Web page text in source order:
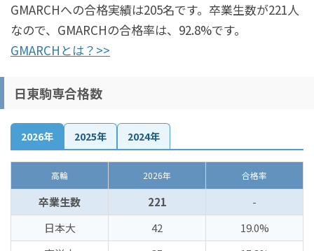
GMARCHへの合格実績は205名です。卒業生数が221人
なので、GMARCHの合格率は、92.8%です。
GMARCHとは？>>
日東駒専合格数
2026年 2025年 2024年
高輪 2026年 合格率
卒業生数 221
-
日本大
42
19.0%